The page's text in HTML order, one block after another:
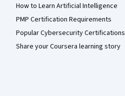
How to Learn Artificial Intelligence
PMP Certification Requirements
Popular Cybersecurity Certifications
Share your Coursera learning story